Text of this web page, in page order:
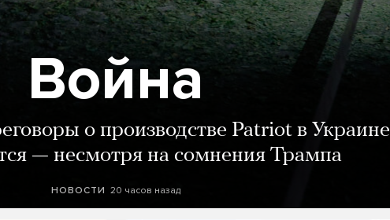
Война
о производстве Patriot в Украине
— несмотря на сомнения Трампа
НОВОСТИ 20 часов назад